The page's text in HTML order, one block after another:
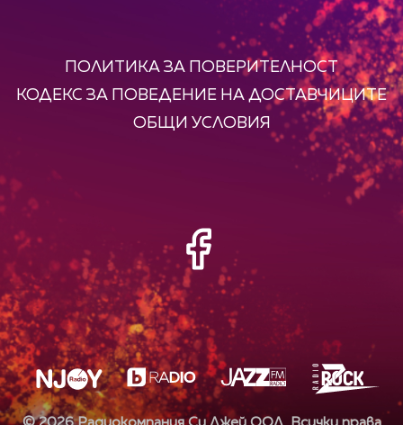
ПОЛИТИКА ЗА ПОВЕРИТЕЛНОСТ
КОДЕКС ЗА ПОВЕДЕНИЕ НА ДОСТАВЧИЦИТЕ
ОБЩИ УСЛОВИЯ